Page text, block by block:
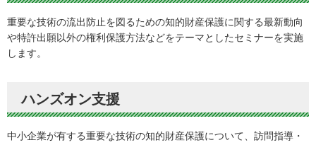
重要な技術の流出防止を図るための知的財産保護に関する最新動向
や特許出願以外の権利保護方法などをテーマとしたセミナーを実施
します。
ハンズオン支援
中小企業が有する重要な技術の知的財産保護について、訪問指導・